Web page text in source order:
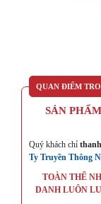
QUAN ĐIỂM
SẢN
Quý khách chỉ
Ty Truyền Thông
TOÀN THỂ
DANH LUÔN